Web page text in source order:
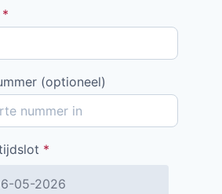
*
(optioneel)
*
05-2026